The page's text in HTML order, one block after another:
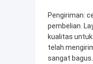
Pengiriman:
pembelian.
kualitas
telah
sangat